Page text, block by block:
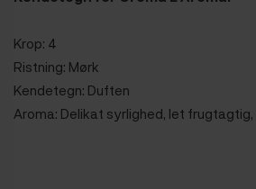
Krop: 4
Ristning: Mørk
Kendetegn: Duften
Aroma: Delikat syrlighed, let frugtagtig,